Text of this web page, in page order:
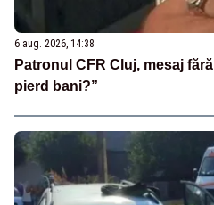
6 aug. 2026, 14:38
Patronul CFR Cluj, mesaj
pierd bani?”